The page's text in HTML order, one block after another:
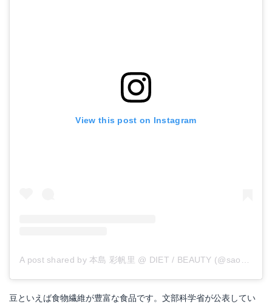
View this post on Instagram
A post shared by 本島 彩帆里 @ DIET / BEAUTY (@saoooori89)
豆といえば食物繊維が豊富な食品です。文部科学省が公表してい